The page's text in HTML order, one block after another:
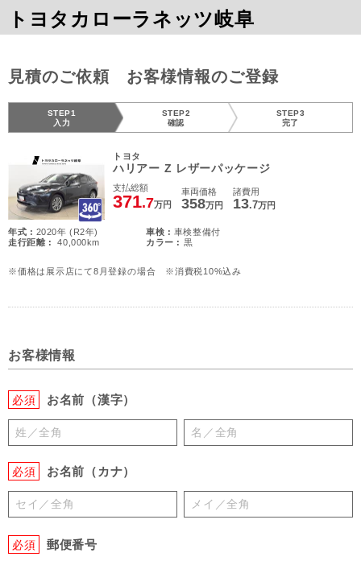
トヨタカローラネッツ岐阜
見積のご依頼 お客様情報のご登録
STEP1
入力
STEP2
確認
STEP3
完了
トヨタ
ハリアー Z レザーパッケージ
支払総額
371.7万円
車両価格
358万円
諸費用
13.7万円
年式 : 2020年 (R2年) 車検 : 車検整備付
走行距離 :
40,000km カラー : 黒
※価格は展示店にて8月登録の場合 ※消費税10%込み
お客様情報
必須 お名前（漢字）
必須 お名前（カナ）
必須 郵便番号